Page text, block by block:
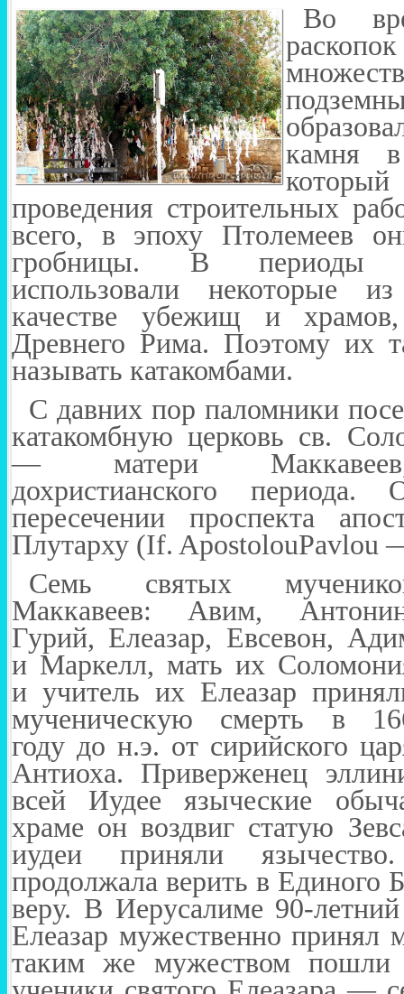
Во
камня в
проведения строительных
всего, в эпоху Птолемеев
гробницы. В периоды
использовали некоторые
качестве убежищ и
Древнего Рима. Поэтому их
называть катакомбами.
С давних пор паломники
катакомбную церковь св.
— матери Маккавеев,
дохристианского
пересечении проспекта
Плутарху (If. ApostolouPavlou
Семь святых
Маккавеев: Авим,
Гурий, Елеазар, Евсевон,
и Маркелл, мать их
и учитель их Елеазар
мученическую смерть в
году до н.э. от сирийского
Антиоха. Приверженец
всей Иудее языческие
храме он воздвиг статую
иудеи приняли
продолжала верить в Единого
веру. В Иерусалиме 90-летний
Елеазар мужественно принял
таким же мужеством